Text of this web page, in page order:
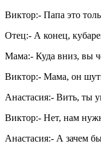
Виктор:- Папа это
Отец:- А конец,
Мама:- Куда вниз, вы
Виктор:- Мама, он
Анастасия:- Вить, ты
Виктор:- Нет, нам
Анастасия:- А зачем